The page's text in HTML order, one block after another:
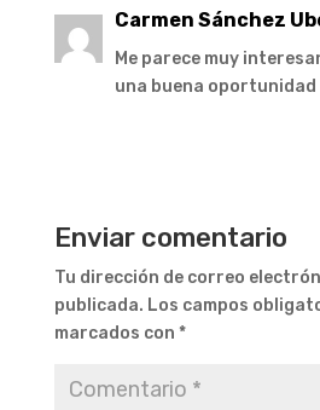
Carmen Sánchez
Me parece muy
una buena
Enviar comentario
Tu dirección de correo
publicada. Los campos
marcados con *